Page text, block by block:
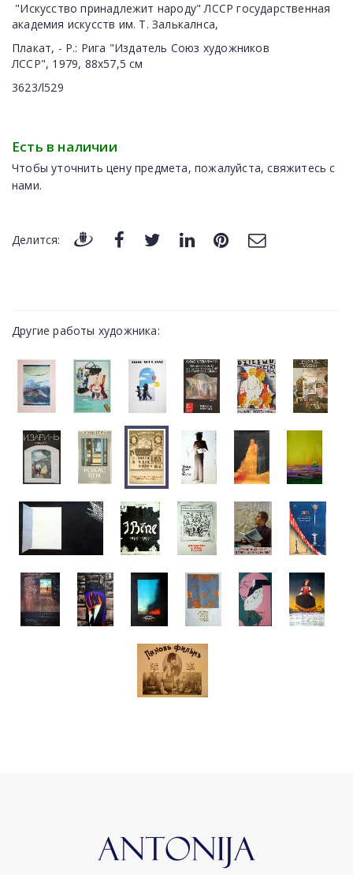
"Искусство принадлежит народу" ЛССР государственная
академия искусств им. Т. Залькалнса,
Плакат, - Р.: Рига "Издатель Союз художников
ЛССР", 1979, 88x57,5 см
3623/l529
Есть в наличии
Чтобы уточнить цену предмета, пожалуйста, свяжитесь с
нами.
Делится:
Другие работы художника: